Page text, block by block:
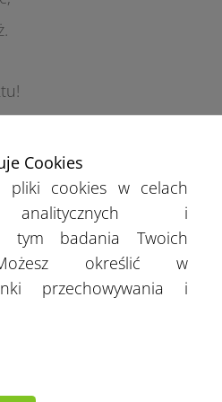
, Wałbrzych, Legnica,
Głogów, Świdnica),
( Bydgoszcz, Toruń
Inowrocław),
Góra,
Cookies
pliki cookies w celach
analitycznych i
tym badania Twoich
określić w
przechowywania i